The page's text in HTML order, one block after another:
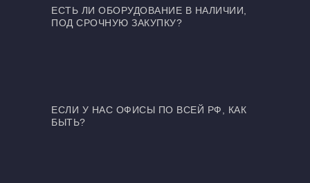
ЕСЛИ У НАС ОФИСЫ ПО ВСЕЙ РФ, КАК
БЫТЬ?
ЕСТЬ ЛИ ОБОРУДОВАНИЕ В НАЛИЧИИ,
ПОД СРОЧНУЮ ЗАКУПКУ?